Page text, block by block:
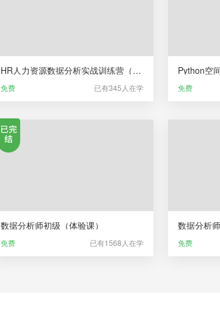
HR人力资源数据分析实战训练营（体验课）
免费 已有345人在学 免费
数据分析师初级（体验课）
免费 已有1568人在学
数据分析
免费